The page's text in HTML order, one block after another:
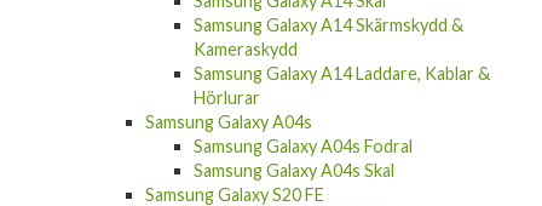
Samsung Galaxy A14 Skärmskydd &
Kameraskydd
Samsung Galaxy A14 Laddare, Kablar &
Hörlurar
Samsung Galaxy A04s
Samsung Galaxy A04s Fodral
Samsung Galaxy A04s Skal
Samsung Galaxy S20 FE